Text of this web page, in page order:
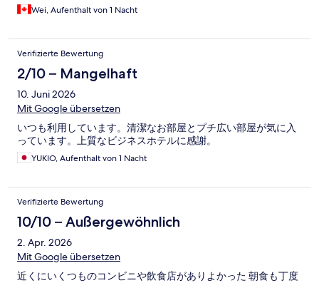
Wei, Aufenthalt von 1 Nacht
Verifizierte Bewertung
2/10 – Mangelhaft
10. Juni 2026
Mit Google übersetzen
いつも利用しています。清潔なお部屋とプチ広い部屋が気に入
っています。上質なビジネスホテルに感謝。
YUKIO, Aufenthalt von 1 Nacht
Verifizierte Bewertung
10/10 – Außergewöhnlich
2. Apr. 2026
Mit Google übersetzen
近くにいくつものコンビニや飲食店がありよかった 朝食も丁度